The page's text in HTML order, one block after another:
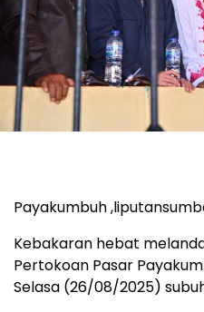
Payakumbuh
Kebakaran hebat
Pertokoan Pasar
Selasa (26/08/2025)